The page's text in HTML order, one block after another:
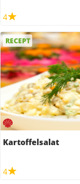
4
RECEPT
Kartoffelsalat
4